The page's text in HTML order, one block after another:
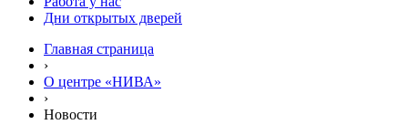
Дни открытых дверей
Главная страница
›
О центре «НИВА»
›
Новости